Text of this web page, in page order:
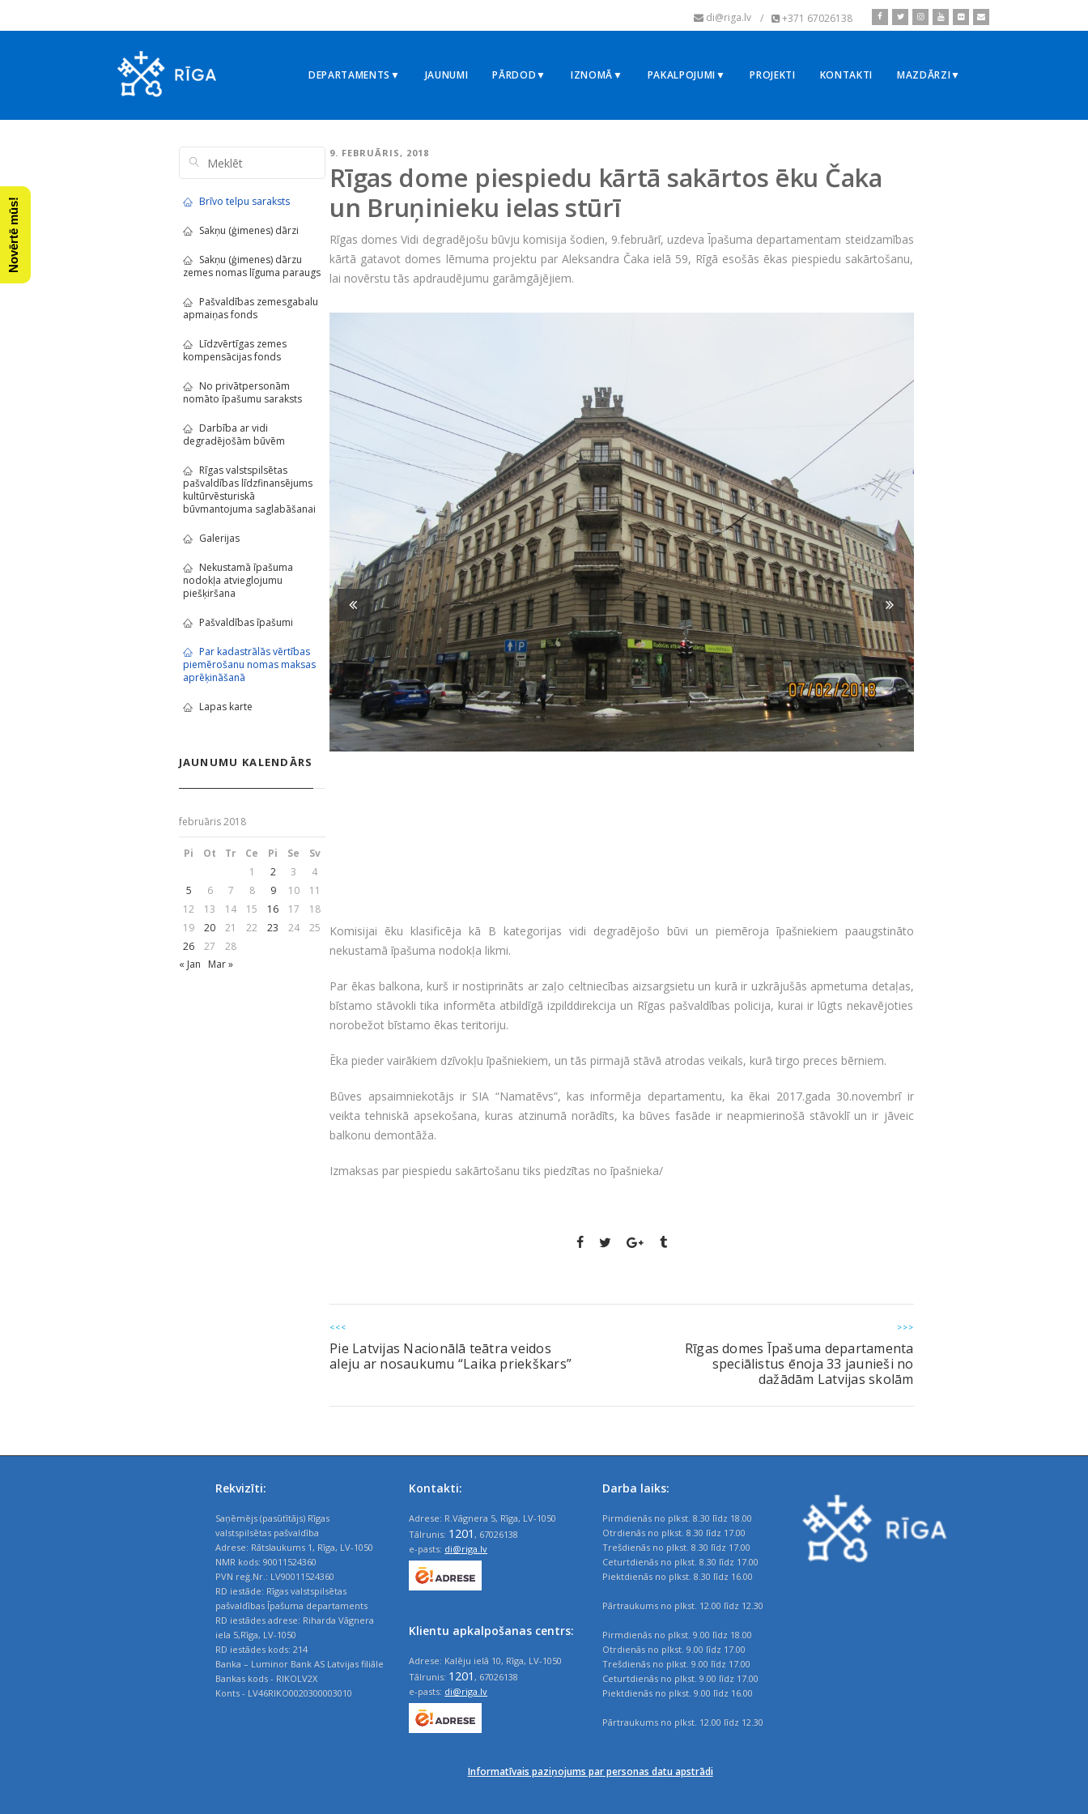
di@riga.lv / +371 67026138
DEPARTAMENTS▼ JAUNUMI PĀRDOD▼ IZNOMĀ▼ PAKALPOJUMI▼ PROJEKTI KONTAKTI MAZDĀRZI▼
9. FEBRUĀRIS, 2018
Rīgas dome piespiedu kārtā sakārtos ēku Čaka
un Bruņinieku ielas stūrī
Rīgas domes Vidi degradējošu būvju komisija šodien, 9.februārī, uzdeva Īpašuma departamentam steidzamības
kārtā gatavot domes lēmuma projektu par Aleksandra Čaka ielā 59, Rīgā esošās ēkas piespiedu sakārtošanu,
lai novērstu tās apdraudējumu garāmgājējiem.
Komisijai ēku klasificēja kā B kategorijas vidi degradējošo būvi un piemēroja īpašniekiem paaugstināto
nekustamā īpašuma nodokļa likmi.
Par ēkas balkona, kurš ir nostiprināts ar zaļo celtniecības aizsargsietu un kurā ir uzkrājušās apmetuma detaļas,
bīstamo stāvokli tika informēta atbildīgā izpilddirekcija un Rīgas pašvaldības policija, kurai ir lūgts nekavējoties
norobežot bīstamo ēkas teritoriju.
Ēka pieder vairākiem dzīvokļu īpašniekiem, un tās pirmajā stāvā atrodas veikals, kurā tirgo preces bērniem.
Būves apsaimniekotājs ir SIA “Namatēvs”, kas informēja departamentu, ka ēkai 2017.gada 30.novembrī ir
veikta tehniskā apsekošana, kuras atzinumā norādīts, ka būves fasāde ir neapmierinošā stāvoklī un ir jāveic
balkonu demontāža.
Izmaksas par piespiedu sakārtošanu tiks piedzītas no īpašnieka/
<<<
Pie Latvijas Nacionālā teātra veidos
aleju ar nosaukumu “Laika priekškars”
>>>
Rīgas domes Īpašuma departamenta
speciālistus ēnoja 33 jaunieši no
dažādām Latvijas skolām
Brīvo telpu saraksts
Sakņu (ģimenes) dārzi
Sakņu (ģimenes) dārzu
zemes nomas līguma paraugs
Pašvaldības zemesgabalu
apmaiņas fonds
Līdzvērtīgas zemes
kompensācijas fonds
No privātpersonām
nomāto īpašumu saraksts
Darbība ar vidi
degradējošām būvēm
Rīgas valstspilsētas
pašvaldības līdzfinansējums
kultūrvēsturiskā
būvmantojuma saglabāšanai
Galerijas
Nekustamā īpašuma
nodokļa atvieglojumu
piešķiršana
Pašvaldības īpašumi
Par kadastrālās vērtības
piemērošanu nomas maksas
aprēķināšanā
Lapas karte
JAUNUMU KALENDĀRS
februāris 2018
Pi Ot Tr Ce Pi Se
Sv
1
2 3
4
5
6 7 8 9 10
11
12
13 14 15 16 17
18
19
20 21 22 23 24
25
26
27
28
« Jan
Mar »
Rekvizīti:
Saņēmējs (pasūtītājs) Rīgas
valstspilsētas pašvaldība
Adrese: Rātslaukums 1, Rīga, LV-1050
NMR kods: 90011524360
PVN reģ.Nr.: LV90011524360
RD iestāde: Rīgas valstspilsētas
pašvaldības Īpašuma departaments
RD iestādes adrese: Riharda Vāgnera
iela 5,Rīga, LV-1050
RD iestādes kods: 214
Banka – Luminor Bank AS Latvijas filiāle
Bankas kods - RIKOLV2X
Konts - LV46RIKO0020300003010
Kontakti:
Adrese: R.Vāgnera 5, Rīga, LV-1050
Tālrunis: 1201 , 67026138
e-pasts: di@riga.lv
Klientu apkalpošanas centrs:
Adrese: Kalēju ielā 10, Rīga, LV-1050
Tālrunis: 1201 , 67026138
e-pasts: di@riga.lv
Darba laiks:
Pirmdienās no plkst. 8.30 līdz 18.00
Otrdienās no plkst. 8.30 līdz 17.00
Trešdienās no plkst. 8.30 līdz 17.00
Ceturtdienās no plkst. 8.30 līdz 17.00
Piektdienās no plkst. 8.30 līdz 16.00
Pārtraukums no plkst. 12.00 līdz 12.30
Pirmdienās no plkst. 9.00 līdz 18.00
Otrdienās no plkst. 9.00 līdz 17.00
Trešdienās no plkst. 9.00 līdz 17.00
Ceturtdienās no plkst. 9.00 līdz 17.00
Piektdienās no plkst. 9.00 līdz 16.00
Pārtraukums no plkst. 12.00 līdz 12.30
Informatīvais paziņojums par personas datu apstrādi
Novērtē mūs!